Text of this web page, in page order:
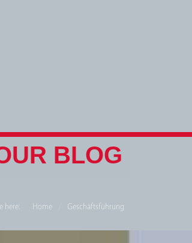
BLOG
here: Home Geschäftsführung